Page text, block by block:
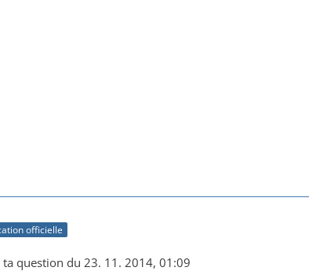
officielle
question du 23. 11. 2014, 01:09